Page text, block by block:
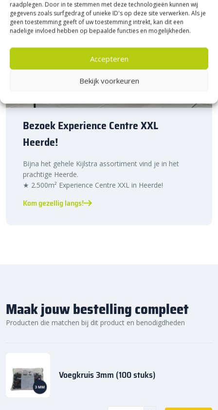
raadplegen. Door in te stemmen met deze technologieën kunnen wij
gegevens zoals surfgedrag of unieke ID's op deze site verwerken. Als je
geen toestemming geeft of uw toestemming intrekt, kan dit een
nadelige invloed hebben op bepaalde functies en mogelijkheden.
Accepteren
Bekijk voorkeuren
Bezoek Experience Centre XXL
Heerde!
Bijna het gehele Kijlstra assortiment vind je in het
prachtige Heerde.
★ 2.500m² Experience Centre XXL in Heerde!
Kom gezellig langs!
Maak jouw bestelling compleet
Producten die matchen bij dit product en benodigdheden
Voegkruis 3mm (100 stuks)